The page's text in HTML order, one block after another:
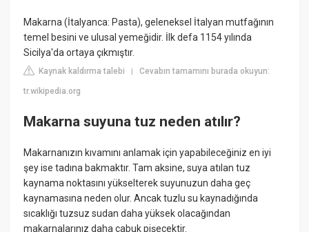
Makarna (İtalyanca: Pasta), geleneksel İtalyan mutfağının
temel besini ve ulusal yemeğidir. İlk defa 1154 yılında
Sicilya'da ortaya çıkmıştır.
Kaynak kaldırma talebi |Cevabın tamamını burada okuyun:
tr.wikipedia.org
Makarna suyuna tuz neden atılır?
Makarnanızın kıvamını anlamak için yapabileceğiniz en iyi
şey ise tadına bakmaktır. Tam aksine, suya atılan tuz
kaynama noktasını yükselterek suyunuzun daha geç
kaynamasına neden olur. Ancak tuzlu su kaynadığında
sıcaklığı tuzsuz sudan daha yüksek olacağından
makarnalarınız daha çabuk pişecektir.